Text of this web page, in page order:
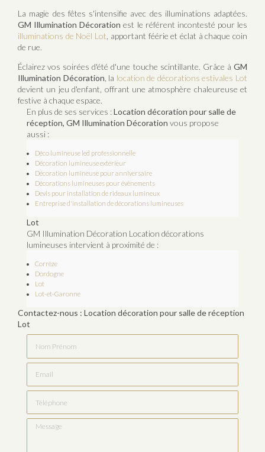
La magie des fêtes s'intensifie avec des illuminations adaptées.
GM Illumination Décoration est le référent incontesté pour les
illuminations de Noël Lot , apportant féérie et éclat à chaque coin
de rue.
Éclairez vos soirées d'été d'une touche scintillante. Grâce à GM
Illumination Décoration , la location de décorations estivales Lot
devient un jeu d'enfant, offrant une atmosphère chaleureuse et
festive à chaque espace.
En plus de ses services :Location décoration pour salle de
réception, GM Illumination Décoration vous propose
aussi :
Déco lumineuse led professionnelle
Décoration lumineuse extérieur
Décoration lumineuse pour anniversaire
Décorations lumineuses pour évènements
Devis pour installation de rideaux lumineux
Entreprise d'installation de décorations lumineuses
Lot
GM Illumination Décoration Location décorations
lumineuses intervient à proximité de :
Corrèze
Dordogne
Lot
Lot-et-Garonne
Contactez-nous : Location décoration pour salle de réception
Lot
Message